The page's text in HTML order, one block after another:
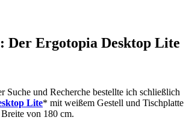
Der Ergotopia Desktop Lite
Suche und Recherche bestellte ich schließlich
Lite* mit weißem Gestell und Tischplatte
von 180 cm.